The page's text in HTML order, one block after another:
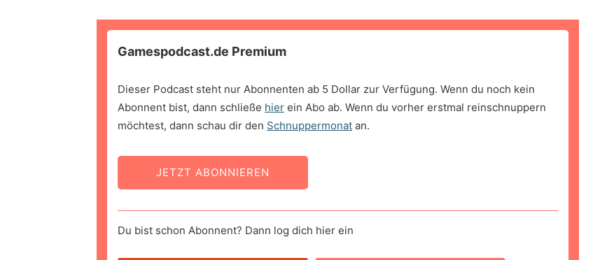
Gamespodcast.de Premium
Dieser Podcast steht nur Abonnenten ab 5 Dollar zur Verfügung. Wenn du noch kein
Abonnent bist, dann schließe hier ein Abo ab. Wenn du vorher erstmal reinschnuppern
möchtest, dann schau dir den Schnuppermonat an.
JETZT ABONNIEREN
Du bist schon Abonnent? Dann log dich hier ein